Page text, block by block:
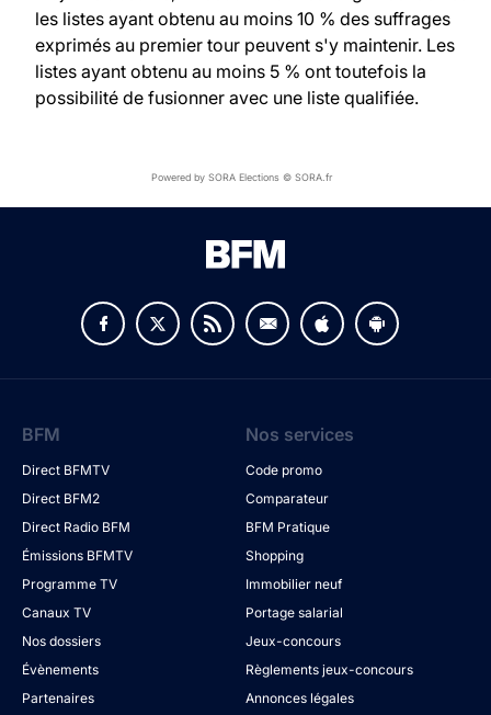
les listes ayant obtenu au moins 10 % des suffrages
exprimés au premier tour peuvent s'y maintenir. Les
listes ayant obtenu au moins 5 % ont toutefois la
possibilité de fusionner avec une liste qualifiée.
Powered by SORA Elections © SORA.fr
BFM
Direct BFMTV
Direct BFM2
Direct Radio BFM
Émissions BFMTV
Programme TV
Canaux TV
Nos dossiers
Évènements
Partenaires
Nos services
Code promo
Comparateur
BFM Pratique
Shopping
Immobilier neuf
Portage salarial
Jeux-concours
Règlements jeux-concours
Annonces légales